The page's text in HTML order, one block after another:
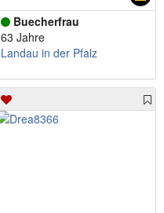
Buecherfrau
63 Jahre
Landau in der Pfalz